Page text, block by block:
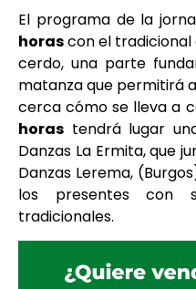
El programa de la
horascon el tradicional
cerdo, una parte
matanza que permitirá
cerca cómo se lleva a
horas tendrá lugar
Danzas La Ermita, que
Danzas Lerema,
los presentes con
tradicionales.